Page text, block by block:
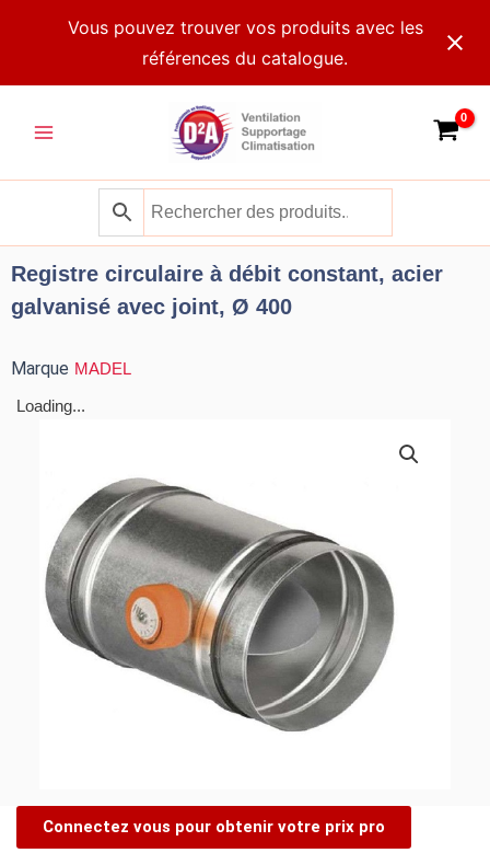
Vous pouvez trouver vos produits avec les
références du catalogue.
Menu
Registre circulaire à débit constant, acier
galvanisé avec joint, Ø 400
Marque MADEL
Loading...
Connectez vous pour obtenir votre prix pro